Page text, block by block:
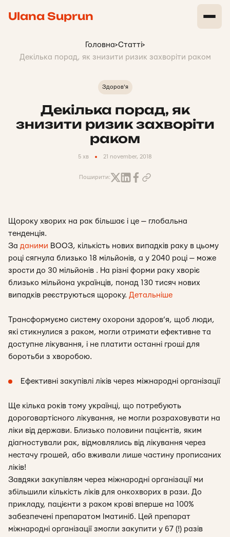
Ulana Suprun
Головна>Статті>
Декілька порад, як знизити ризик захворіти раком
Здоров'я
Декілька порад, як
знизити ризик захворіти
раком
5 хв 21 november, 2018
Поширити:
Щороку хворих на рак більшає і це — глобальна
тенденція.
За даними ВООЗ, кількість нових випадків раку в цьому
році сягнула близько 18 мільйонів, а у 2040 році — може
зрости до 30 мільйонів . На різні форми раку хворіє
близько мільйона українців, понад 130 тисяч нових
випадків реєструються щороку. Детальніше
Трансформуємо систему охорони здоров’я, щоб люди,
які стикнулися з раком, могли отримати ефективне та
доступне лікування, і не платити останні гроші для
боротьби з хворобою.
Ефективні закупівлі ліків через міжнародні організації
Ще кілька років тому українці, що потребують
дороговартісного лікування, не могли розраховувати на
ліки від держави. Близько половини пацієнтів, яким
діагностували рак, відмовлялись від лікування через
нестачу грошей, або вживали лише частину прописаних
ліків!
Завдяки закупівлям через міжнародні організації ми
збільшили кількість ліків для онкохворих в рази. До
прикладу, пацієнти з раком крові вперше на 100%
забезпечені препаратом Іматиніб. Цей препарат
міжнародні організації змогли закупити у 67 (!) разів